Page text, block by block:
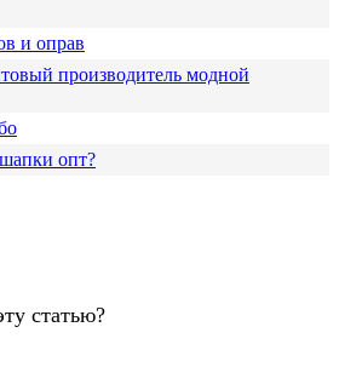
и оправ
производитель модной
опт?
статью?